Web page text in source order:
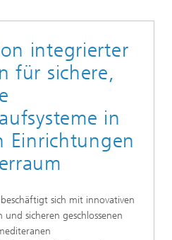
integrierter
für sichere,
in
Einrichtungen
sich mit innovativen
sicheren geschlossenen